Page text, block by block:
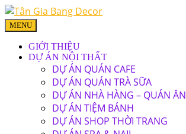
MENU
GIỚI THIỆU
DỰ ÁN NỘI THẤT
DỰ ÁN QUÁN CAFE
DỰ ÁN QUÁN TRÀ SỮA
DỰ ÁN NHÀ HÀNG – QUÁN ĂN
DỰ ÁN TIỆM BÁNH
DỰ ÁN SHOP THỜI TRANG